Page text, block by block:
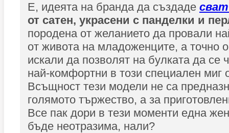
Е, идеята на бранда да създаде
от сатен, украсени с панделки и
породена от желанието да провали
от живота на младоженците, а точно
искали да позволят на булката да се
най-комфортни в този специален миг
Всъщност тези модели не са
голямото тържество, а за
Все пак дори в тези моменти една
бъде неотразима, нали?